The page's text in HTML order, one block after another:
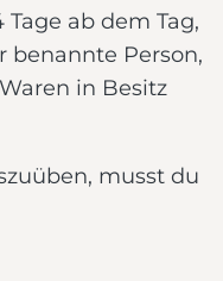
ab dem Tag,
benannte Person,
in Besitz
musst du